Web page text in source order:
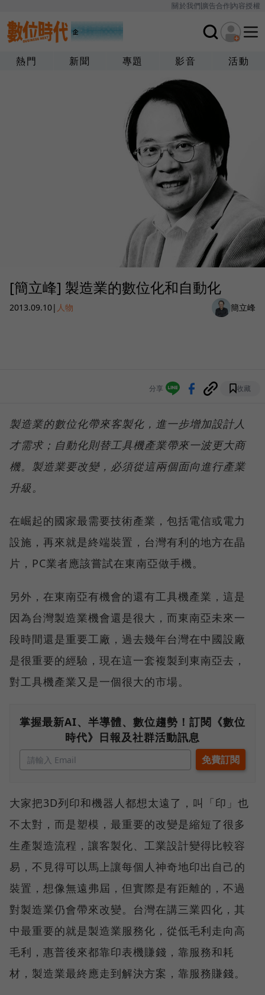
關於我們廣告合作內容授權
熱門 新聞 專題 影音 活動
[簡立峰] 製造業的數位化和自動化
2013.09.10| 人物 簡立峰
分享 收藏
製造業的數位化帶來客製化，進一步增加設計人
才需求；自動化則替工具機產業帶來一波更大商
機。製造業要改變，必須從這兩個面向進行產業
升級。
在崛起的國家最需要技術產業，包括電信或電力
設施，再來就是終端裝置，台灣有利的地方在晶
片，PC業者應該嘗試在東南亞做手機。
另外，在東南亞有機會的還有工具機產業，這是
因為台灣製造業機會還是很大，而東南亞未來一
段時間還是重要工廠，過去幾年台灣在中國設廠
是很重要的經驗，現在這一套複製到東南亞去，
對工具機產業又是一個很大的市場。
掌握最新AI、半導體、數位趨勢！訂閱《數位
時代》日報及社群活動訊息
大家把3D列印和機器人都想太遠了，叫「印」也
不太對，而是塑模，最重要的改變是縮短了很多
生產製造流程，讓客製化、工業設計變得比較容
易，不見得可以馬上讓每個人神奇地印出自己的
裝置，想像無遠弗屆，但實際是有距離的，不過
對製造業仍會帶來改變。台灣在講三業四化，其
中最重要的就是製造業服務化，從低毛利走向高
毛利，惠普後來都靠印表機賺錢，靠服務和耗
材，製造業最終應走到解決方案，靠服務賺錢。